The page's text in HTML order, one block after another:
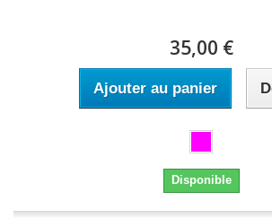
35,00 €
Ajouter au panier
Disponible